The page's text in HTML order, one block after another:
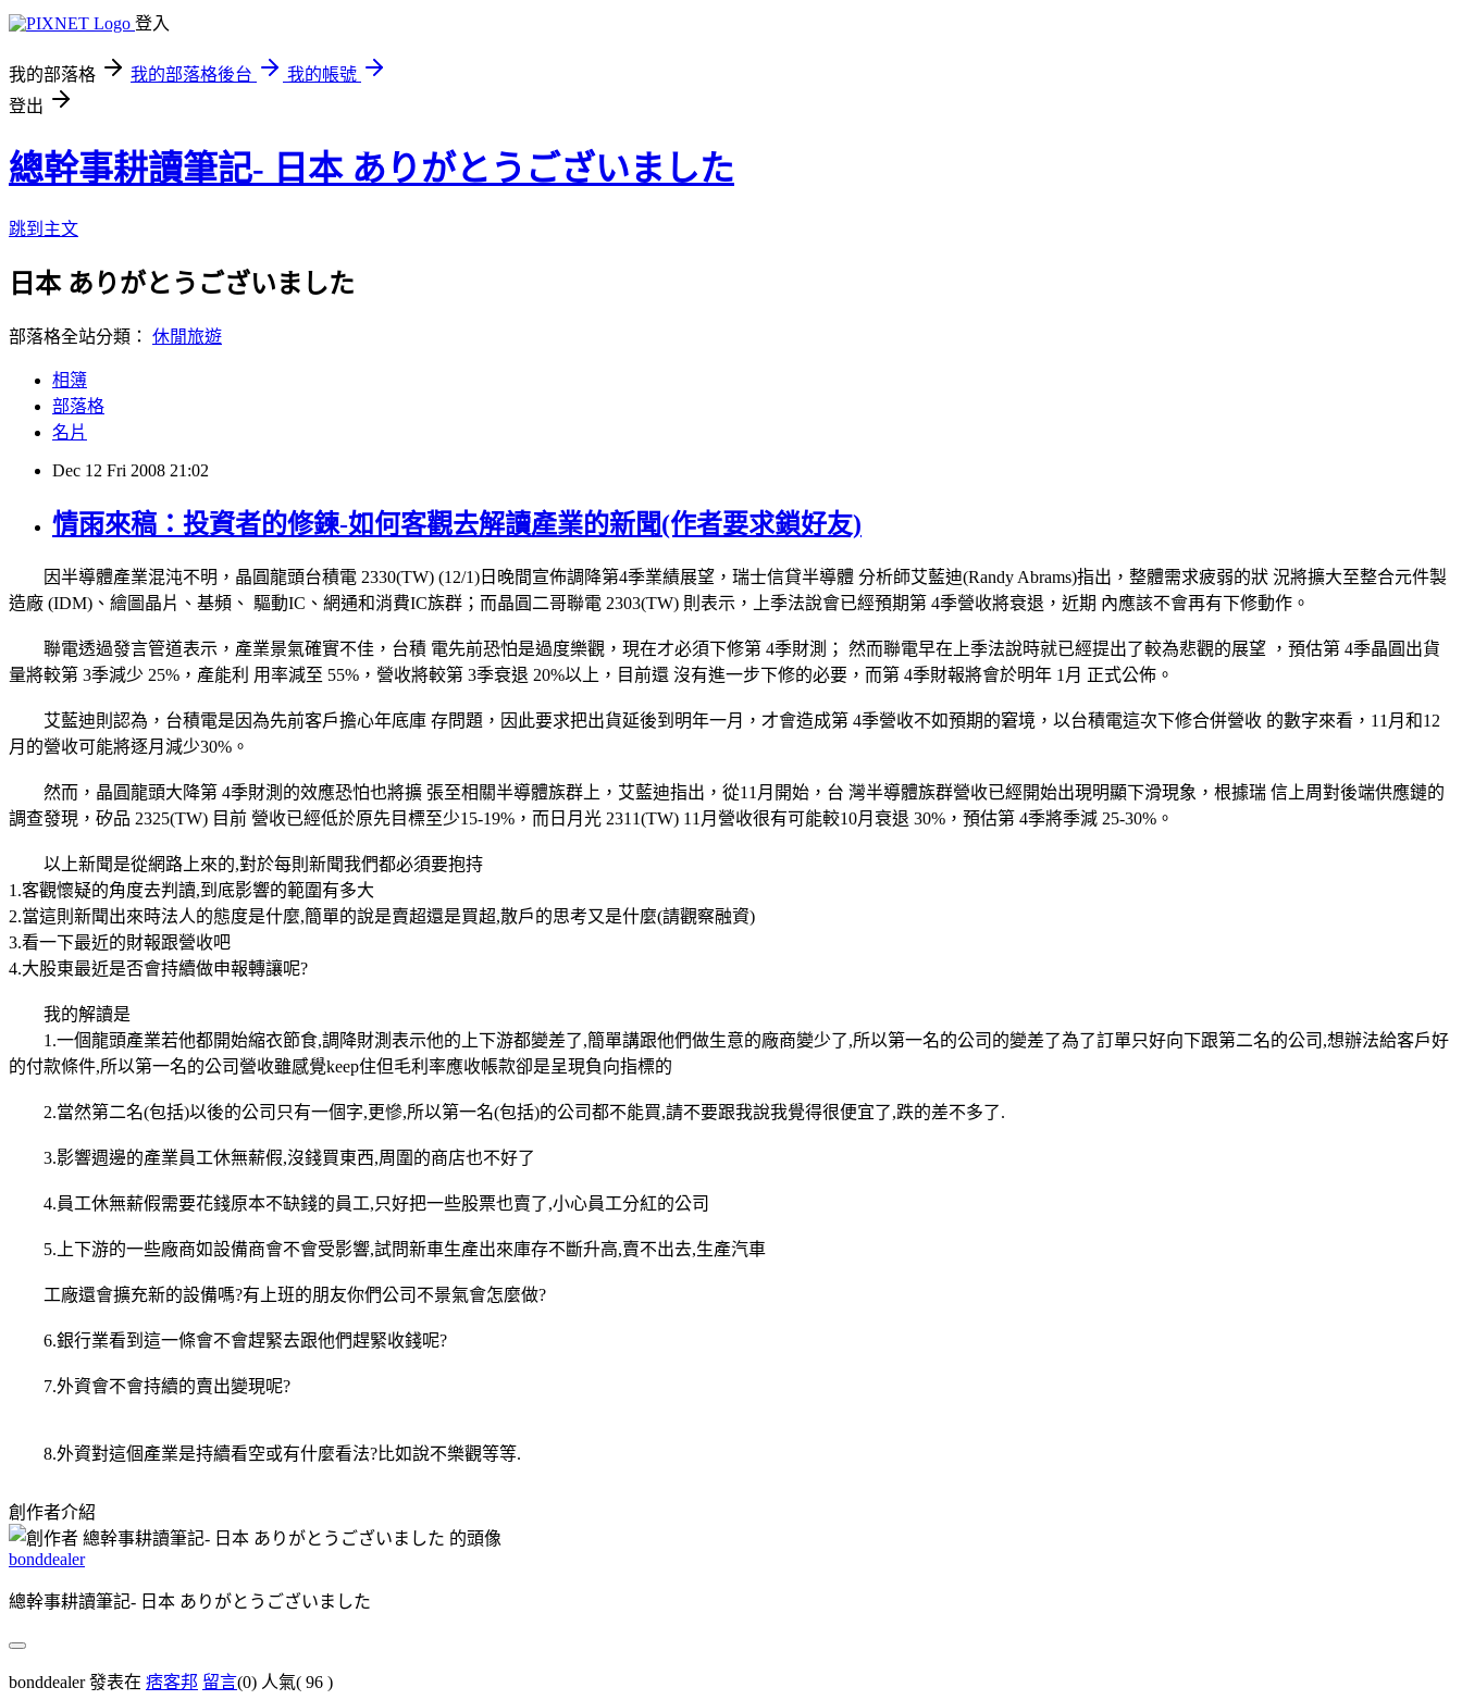
登入
我的部落格 我的部落格後台
我的帳號
登出
總幹事耕讀筆記- 日本 ありがとうございました
跳到主文
日本 ありがとうございました
部落格全站分類： 休閒旅遊
相簿
部落格
名片
Dec 12 Fri 2008 21:02
情雨來稿：投資者的修鍊-如何客觀去解讀產業的新聞(作者要求鎖好友)
因半導體產業混沌不明，晶圓龍頭台積電 2330(TW) (12/1)日晚間宣佈調降第4季業績展望，瑞士信貸半導體 分析師艾藍迪(Randy Abrams)指出，整體需求疲弱的狀 況將擴大至整合元件製
造廠 (IDM)、繪圖晶片、基頻、 驅動IC、網通和消費IC族群；而晶圓二哥聯電 2303(TW) 則表示，上季法說會已經預期第 4季營收將衰退，近期 內應該不會再有下修動作。
聯電透過發言管道表示，產業景氣確實不佳，台積 電先前恐怕是過度樂觀，現在才必須下修第 4季財測； 然而聯電早在上季法說時就已經提出了較為悲觀的展望 ，預估第 4季晶圓出貨
量將較第 3季減少 25%，產能利 用率減至 55%，營收將較第 3季衰退 20%以上，目前還 沒有進一步下修的必要，而第 4季財報將會於明年 1月 正式公佈。
艾藍迪則認為，台積電是因為先前客戶擔心年底庫 存問題，因此要求把出貨延後到明年一月，才會造成第 4季營收不如預期的窘境，以台積電這次下修合併營收 的數字來看，11月和12
月的營收可能將逐月減少30%。
然而，晶圓龍頭大降第 4季財測的效應恐怕也將擴 張至相關半導體族群上，艾藍迪指出，從11月開始，台 灣半導體族群營收已經開始出現明顯下滑現象，根據瑞 信上周對後端供應鏈的
調查發現，矽品 2325(TW) 目前 營收已經低於原先目標至少15-19%，而日月光 2311(TW) 11月營收很有可能較10月衰退 30%，預估第 4季將季減 25-30%。
以上新聞是從網路上來的,對於每則新聞我們都必須要抱持
1.客觀懷疑的角度去判讀,到底影響的範圍有多大
2.當這則新聞出來時法人的態度是什麼,簡單的說是賣超還是買超,散戶的思考又是什麼(請觀察融資)
3.看一下最近的財報跟營收吧
4.大股東最近是否會持續做申報轉讓呢?
我的解讀是
1.一個龍頭產業若他都開始縮衣節食,調降財測表示他的上下游都變差了,簡單講跟他們做生意的廠商變少了,所以第一名的公司的變差了為了訂單只好向下跟第二名的公司,想辦法給客戶好
的付款條件,所以第一名的公司營收雖感覺keep住但毛利率應收帳款卻是呈現負向指標的
2.當然第二名(包括)以後的公司只有一個字,更慘,所以第一名(包括)的公司都不能買,請不要跟我說我覺得很便宜了,跌的差不多了.
3.影響週邊的產業員工休無薪假,沒錢買東西,周圍的商店也不好了
4.員工休無薪假需要花錢原本不缺錢的員工,只好把一些股票也賣了,小心員工分紅的公司
5.上下游的一些廠商如設備商會不會受影響,試問新車生產出來庫存不斷升高,賣不出去,生產汽車
工廠還會擴充新的設備嗎?有上班的朋友你們公司不景氣會怎麼做?
6.銀行業看到這一條會不會趕緊去跟他們趕緊收錢呢?
7.外資會不會持續的賣出變現呢?
8.外資對這個產業是持續看空或有什麼看法?比如說不樂觀等等.
創作者介紹
bonddealer
總幹事耕讀筆記- 日本 ありがとうございました
bonddealer 發表在 痞客邦 留言(0) 人氣( 96 )